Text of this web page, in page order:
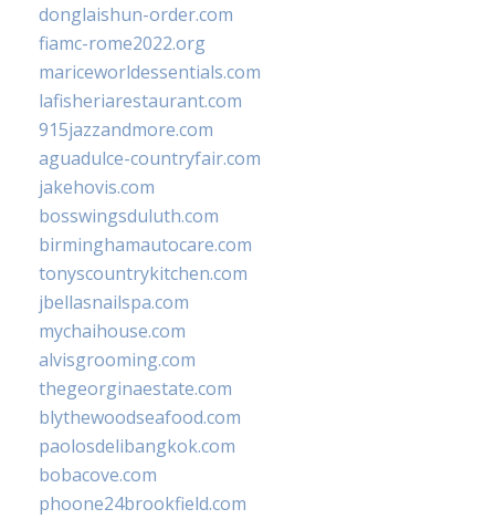
donglaishun-order.com
fiamc-rome2022.org
mariceworldessentials.com
lafisheriarestaurant.com
915jazzandmore.com
aguadulce-countryfair.com
jakehovis.com
bosswingsduluth.com
birminghamautocare.com
tonyscountrykitchen.com
jbellasnailspa.com
mychaihouse.com
alvisgrooming.com
thegeorginaestate.com
blythewoodseafood.com
paolosdelibangkok.com
bobacove.com
phoone24brookfield.com